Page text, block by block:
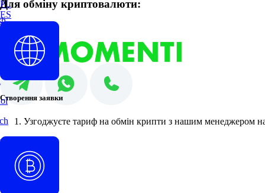
PL
ES
DE
Кам'янське
Для обміну криптовалюти:
Створення заявки
Узгоджуєте тариф на обмін крипти з нашим менеджером